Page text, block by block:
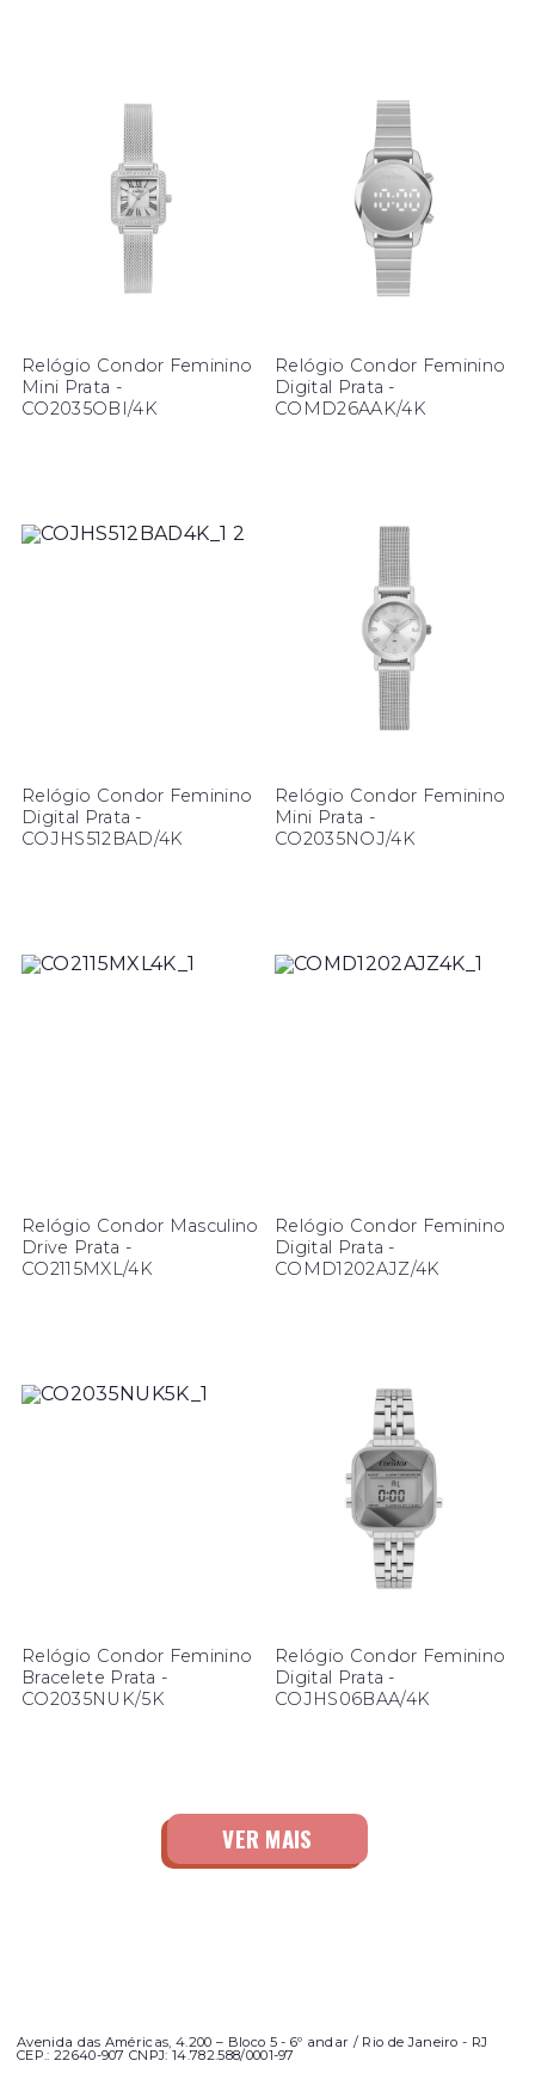
Relógio Condor Feminino
Mini Prata -
CO2035OBI/4K
Relógio Condor Feminino
Digital Prata -
COMD26AAK/4K
Relógio Condor Feminino
Digital Prata -
COJHS512BAD/4K
Relógio Condor Feminino
Mini Prata -
CO2035NOJ/4K
Relógio Condor Masculino
Drive Prata -
CO2115MXL/4K
Relógio Condor Feminino
Digital Prata -
COMD1202AJZ/4K
Relógio Condor Feminino
Bracelete Prata -
CO2035NUK/5K
Relógio Condor Feminino
Digital Prata -
COJHS06BAA/4K
Avenida das Américas, 4.200 – Bloco 5 - 6º andar / Rio de Janeiro - RJ
CEP.: 22640-907 CNPJ: 14.782.588/0001-97